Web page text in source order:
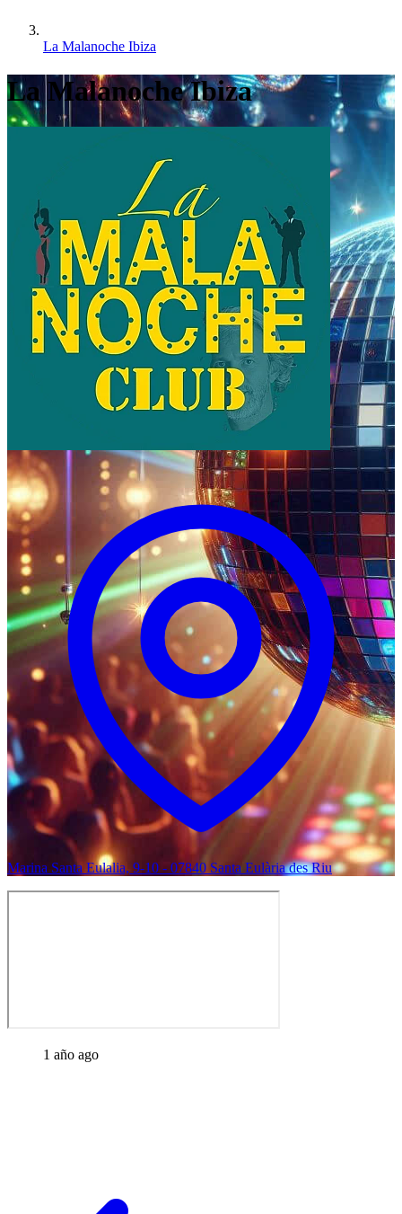
La Malanoche Ibiza
La Malanoche Ibiza
Marina Santa Eulalia, 9-10 - 07840 Santa Eulària des Riu
1 año ago